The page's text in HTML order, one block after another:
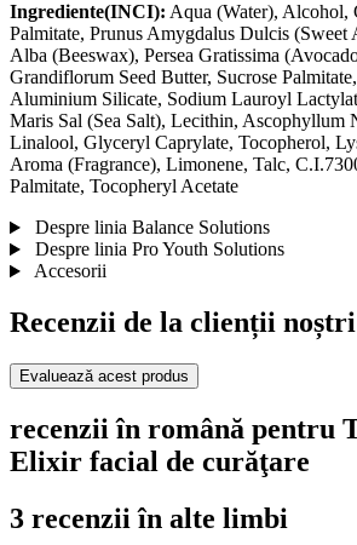
Ingrediente(INCI): Aqua (Water), Alcohol,
Palmitate, Prunus Amygdalus Dulcis (Sweet
Alba (Beeswax), Persea Gratissima
Grandiflorum Seed Butter, Sucrose
Aluminium Silicate, Sodium Lauroyl
Maris Sal (Sea Salt), Lecithin, Ascophyllum
Linalool, Glyceryl Caprylate, Tocopherol,
Aroma (Fragrance), Limonene, Talc,
Palmitate, Tocopheryl Acetate
Despre linia Balance Solutions
Despre linia Pro Youth Solutions
Accesorii
Recenzii de la clienții noștri
Evaluează acest produs
recenzii în română pentru
Elixir facial de curăţare
3 recenzii în alte limbi